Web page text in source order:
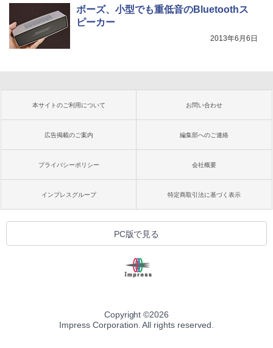
ボーズ、小型でも重低音のBluetoothス
ピーカー
2013年6月6日
本サイトのご利用について お問い合わせ
広告掲載のご案内 編集部へのご連絡
プライバシーポリシー 会社概要
インプレスグループ 特定商取引法に基づく表示
PC版で見る
Copyright ©2026
Impress Corporation. All rights reserved.